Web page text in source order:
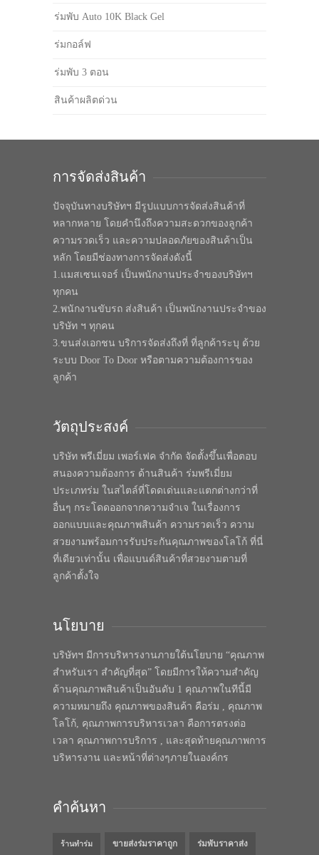
ร่มพับ Auto 10K Black Gel
ร่มกอล์ฟ
ร่มพับ 3 ตอน
สินค้าผลิตด่วน
การจัดส่งสินค้า
ปัจจุบันทางบริษัทฯ มีรูปแบบการจัดส่งสินค้าที่
หลากหลาย โดยคำนึงถึงความสะดวกของลูกค้า
ความรวดเร็ว และความปลอดภัยของสินค้าเป็น
หลัก โดยมีช่องทางการจัดส่งดังนี้
1.แมสเซนเจอร์ เป็นพนักงานประจำของบริษัทฯ
ทุกคน
2.พนักงานขับรถ ส่งสินค้า เป็นพนักงานประจำของ
บริษัท ฯ ทุกคน
3.ขนส่งเอกชน บริการจัดส่งถึงที่ ที่ลูกค้าระบุ ด้วย
ระบบ Door To Door หรือตามความต้องการของ
ลูกค้า
วัตถุประสงค์
บริษัท พรีเมี่ยม เพอร์เฟค จำกัด จัดตั้งขึ้นเพื่อตอบ
สนองความต้องการ ด้านสินค้า ร่มพรีเมี่ยม
ประเภทร่ม ในสไตล์ที่โดดเด่นและแตกต่างกว่าที่
อื่นๆ กระโดดออกจากความจำเจ ในเรื่องการ
ออกแบบและคุณภาพสินค้า ความรวดเร็ว ความ
สวยงามพร้อมการรับประกันคุณภาพของโลโก้ ที่นี่
ที่เดียวเท่านั้น เพื่อแบนด์สินค้าที่สวยงามตามที่
ลูกค้าตั้งใจ
นโยบาย
บริษัทฯ มีการบริหารงานภายใต้นโยบาย “คุณภาพ
สำหรับเรา สำคัญที่สุด” โดยมีการให้ความสำคัญ
ด้านคุณภาพสินค้าเป็นอันดับ 1 คุณภาพในทีนี้มี
ความหมายถึง คุณภาพของสินค้า คือร่ม , คุณภาพ
โลโก้, คุณภาพการบริหารเวลา คือการตรงต่อ
เวลา คุณภาพการบริการ , และสุดท้ายคุณภาพการ
บริหารงาน และหน้าที่ต่างๆภายในองค์กร
คำค้นหา
ร้านทำร่ม ขายส่งร่มราคาถูก ร่มพับราคาส่ง